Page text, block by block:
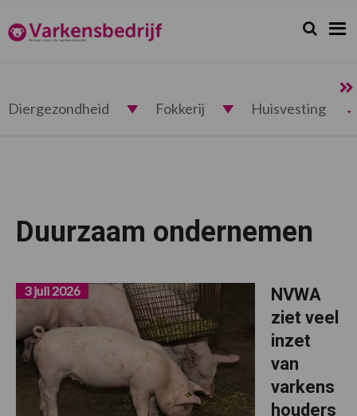
de
hoofdnavigatie
de
hoofd
de
voettekst
Varkensbedrijf.nl Zoeken...
Zoek
Diergezondheid Fokkerij Huisvesting
Duurzaam ondernemen
NVWA
ziet veel
inzet
van
varkens
houders
3 juli 2026